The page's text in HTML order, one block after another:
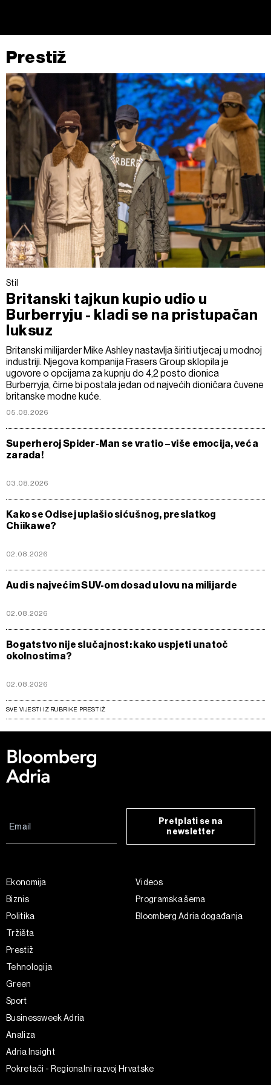
Prestiž
Stil
Britanski tajkun kupio udio u
Burberryju - kladi se na pristupačan
luksuz
Britanski milijarder Mike Ashley nastavlja širiti utjecaj u modnoj
industriji. Njegova kompanija Frasers Group sklopila je
ugovore o opcijama za kupnju do 4,2 posto dionica
Burberryja, čime bi postala jedan od najvećih dioničara čuvene
britanske modne kuće.
05.08.2026
Superheroj Spider-Man se vratio – više emocija, veća
zarada!
03.08.2026
Kako se Odisej uplašio sićušnog, preslatkog
Chiikawe?
02.08.2026
Audi s najvećim SUV-om dosad u lovu na milijarde
02.08.2026
Bogatstvo nije slučajnost: kako uspjeti unatoč
okolnostima?
02.08.2026
SVE VIJESTI IZ RUBRIKE PRESTIŽ
Pretplati se na
newsletter
Ekonomija
Biznis
Politika
Tržišta
Prestiž
Tehnologija
Green
Sport
Businessweek Adria
Analiza
Adria Insight
Pokretači - Regionalni razvoj Hrvatske
Videos
Programska šema
Bloomberg Adria događanja